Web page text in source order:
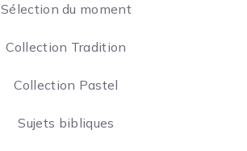
Sélection du moment
Collection Tradition
Collection Pastel
Sujets bibliques